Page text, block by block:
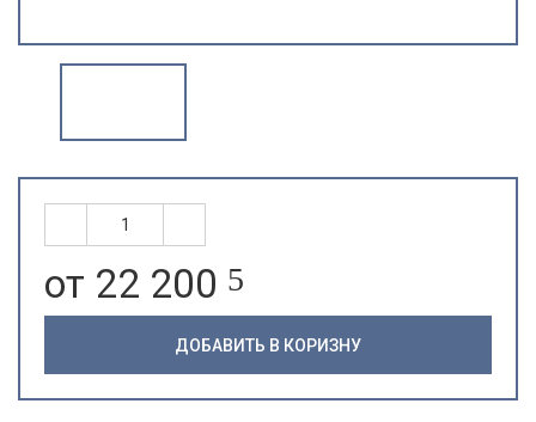
от 22 200 5
ДОБАВИТЬ В КОРИЗНУ